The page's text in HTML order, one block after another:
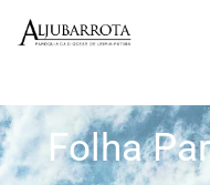
Paróquia
Folha